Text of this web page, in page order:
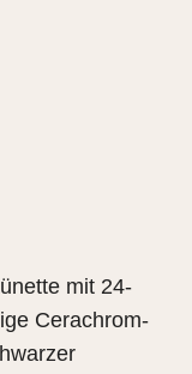
mit 24-
Cerachrom-